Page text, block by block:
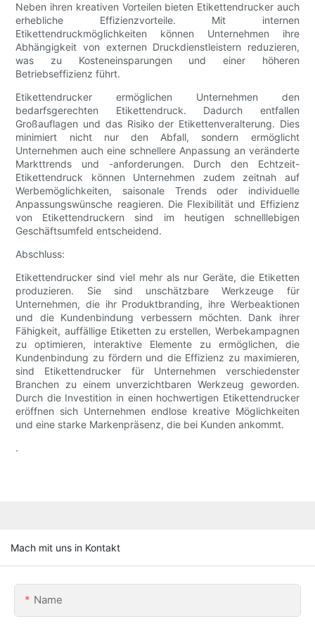
Neben ihren kreativen Vorteilen bieten Etikettendrucker auch
erhebliche Effizienzvorteile. Mit internen
Etikettendruckmöglichkeiten können Unternehmen ihre
Abhängigkeit von externen Druckdienstleistern reduzieren,
was zu Kosteneinsparungen und einer höheren
Betriebseffizienz führt.
Etikettendrucker ermöglichen Unternehmen den
bedarfsgerechten Etikettendruck. Dadurch entfallen
Großauflagen und das Risiko der Etikettenveralterung. Dies
minimiert nicht nur den Abfall, sondern ermöglicht
Unternehmen auch eine schnellere Anpassung an veränderte
Markttrends und -anforderungen. Durch den Echtzeit-
Etikettendruck können Unternehmen zudem zeitnah auf
Werbemöglichkeiten, saisonale Trends oder individuelle
Anpassungswünsche reagieren. Die Flexibilität und Effizienz
von Etikettendruckern sind im heutigen schnelllebigen
Geschäftsumfeld entscheidend.
Abschluss:
Etikettendrucker sind viel mehr als nur Geräte, die Etiketten
produzieren. Sie sind unschätzbare Werkzeuge für
Unternehmen, die ihr Produktbranding, ihre Werbeaktionen
und die Kundenbindung verbessern möchten. Dank ihrer
Fähigkeit, auffällige Etiketten zu erstellen, Werbekampagnen
zu optimieren, interaktive Elemente zu ermöglichen, die
Kundenbindung zu fördern und die Effizienz zu maximieren,
sind Etikettendrucker für Unternehmen verschiedenster
Branchen zu einem unverzichtbaren Werkzeug geworden.
Durch die Investition in einen hochwertigen Etikettendrucker
eröffnen sich Unternehmen endlose kreative Möglichkeiten
und eine starke Markenpräsenz, die bei Kunden ankommt.
.
Mach mit uns in Kontakt
Name